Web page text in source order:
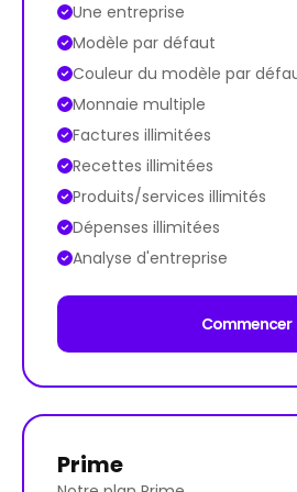
Une entreprise
Modèle par défaut
Couleur du modèle par
Monnaie multiple
Factures illimitées
Recettes illimitées
Produits/services illimités
Dépenses illimitées
Analyse d'entreprise
Commencer
Prime